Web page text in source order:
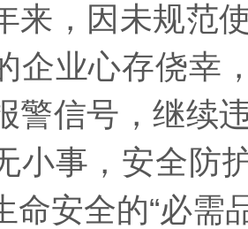
，因未规范使
企业心存侥幸
警信号，继续
小事，安全防
命安全的“必需